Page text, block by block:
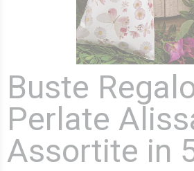
Buste
Perlate
Assortite in